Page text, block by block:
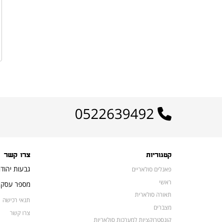
קטגוריות
פאנלים סולאריים
ראשי
תאורה סולארית
מצברים
קונסטרוקציות למערכות סולאריות
צרו קשר
גבעות
מספר עסק:
תנאי רכישה
צרו קשר